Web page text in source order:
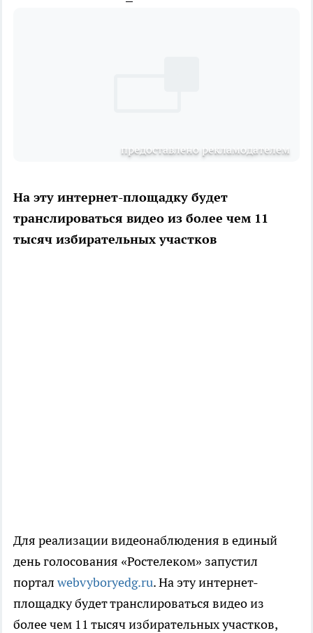
предоставлено рекламодателем
На эту интернет-площадку будет
транслироваться видео из более чем 11
тысяч избирательных участков
Для реализации видеонаблюдения в единый
день голосования «Ростелеком» запустил
портал webvyboryedg.ru. На эту интернет-
площадку будет транслироваться видео из
более чем 11 тысяч избирательных участков,